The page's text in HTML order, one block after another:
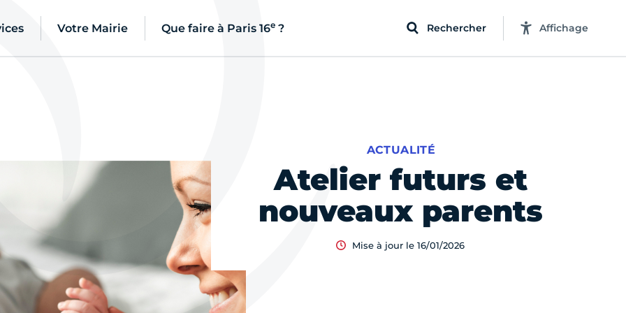
Votre Mairie Que faire à Paris 16e ? Rechercher Affichage
Atelier futurs et
nouveaux parents
ACTUALITÉ
Mise à jour le 16/01/2026